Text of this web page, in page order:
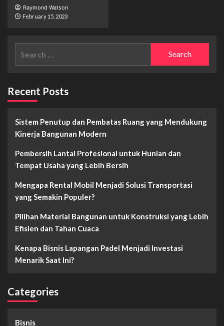
Raymond Watson
February 15, 2023
Recent Posts
Sistem Penutup dan Pembatas Ruang yang Mendukung
Kinerja Bangunan Modern
Pembersih Lantai Profesional untuk Hunian dan
Tempat Usaha yang Lebih Bersih
Mengapa Rental Mobil Menjadi Solusi Transportasi
yang Semakin Populer?
Pilihan Material Bangunan untuk Konstruksi yang Lebih
Efisien dan Tahan Cuaca
Kenapa Bisnis Lapangan Padel Menjadi Investasi
Menarik Saat Ini?
Categories
Bisnis